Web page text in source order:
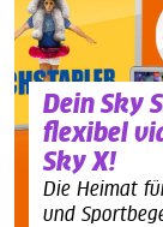
Dein Sky
flexibel
Sky X!
Die Heimat
und